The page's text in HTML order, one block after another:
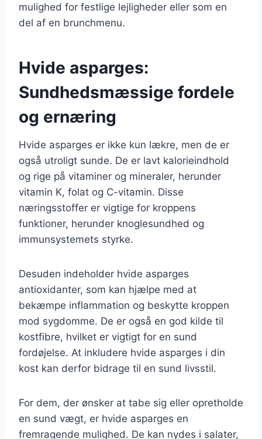
mulighed for festlige lejligheder eller som en
del af en brunchmenu.
Hvide asparges:
Sundhedsmæssige fordele
og ernæring
Hvide asparges er ikke kun lækre, men de er
også utroligt sunde. De er lavt kalorieindhold
og rige på vitaminer og mineraler, herunder
vitamin K, folat og C-vitamin. Disse
næringsstoffer er vigtige for kroppens
funktioner, herunder knoglesundhed og
immunsystemets styrke.
Desuden indeholder hvide asparges
antioxidanter, som kan hjælpe med at
bekæmpe inflammation og beskytte kroppen
mod sygdomme. De er også en god kilde til
kostfibre, hvilket er vigtigt for en sund
fordøjelse. At inkludere hvide asparges i din
kost kan derfor bidrage til en sund livsstil.
For dem, der ønsker at tabe sig eller opretholde
en sund vægt, er hvide asparges en
fremragende mulighed. De kan nydes i salater,